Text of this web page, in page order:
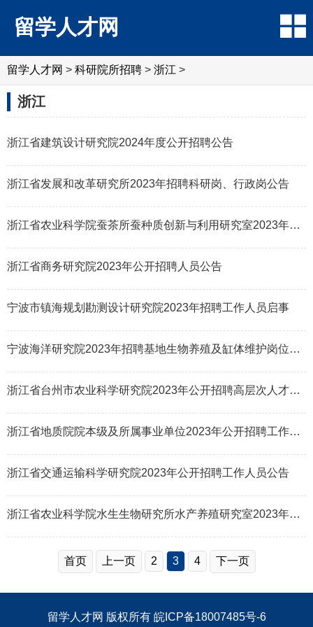
留学人才网
留学人才网 > 科研院所招聘 > 浙江 >
浙江
浙江省建筑设计研究院2024年度公开招聘公告
浙江省发展和改革研究所2023年招聘科研岗、行政岗公告
浙江省农业科学院蚕茶所蚕种质创新与利用研究室2023年招聘科研助理
浙江省商务研究院2023年公开招聘人员公告
宁波市镇海规划勘测设计研究院2023年招聘工作人员启事
宁波海洋研究院2023年招聘基地生物养殖及缸体维护岗位人员公告
浙江省台州市农业科学研究院2023年公开招聘高层次人才公告
浙江省地质院院本级及所属事业单位2023年公开招聘工作人员公告
浙江省交通运输科学研究院2023年公开招聘工作人员公告
浙江省农业科学院水生生物研究所水产养殖研究室2023年招聘科研辅助人员启事
首页 上一页 2 3 4 下一页
留学人才网 版权所有 皖ICP备18007485号-6